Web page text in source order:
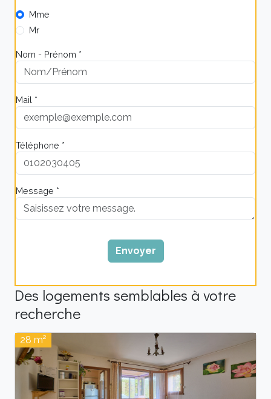
Mme
Mr
Nom - Prénom *
Mail *
Téléphone *
Message *
Envoyer
Des logements semblables à votre
recherche
28 m²